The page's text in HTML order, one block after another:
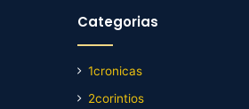
Categorias
1cronicas
2corintios